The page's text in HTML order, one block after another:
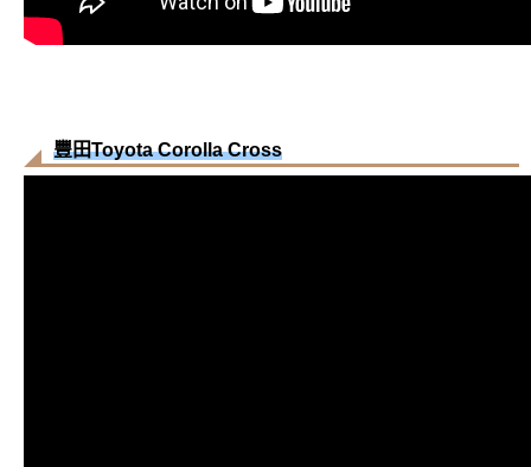
豐田Toyota Corolla Cross